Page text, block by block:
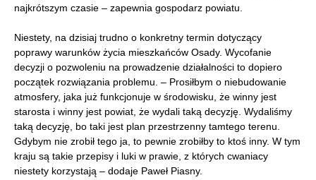
najkrótszym czasie – zapewnia gospodarz powiatu.
Niestety, na dzisiaj trudno o konkretny termin dotyczący
poprawy warunków życia mieszkańców Osady. Wycofanie
decyzji o pozwoleniu na prowadzenie działalności to dopiero
początek rozwiązania problemu. – Prosiłbym o niebudowanie
atmosfery, jaka już funkcjonuje w środowisku, że winny jest
starosta i winny jest powiat, że wydali taką decyzję. Wydaliśmy
taką decyzję, bo taki jest plan przestrzenny tamtego terenu.
Gdybym nie zrobił tego ja, to pewnie zrobiłby to ktoś inny. W tym
kraju są takie przepisy i luki w prawie, z których cwaniacy
niestety korzystają – dodaje Paweł Piasny.